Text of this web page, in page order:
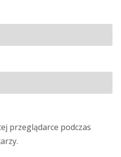
przeglądarce podczas